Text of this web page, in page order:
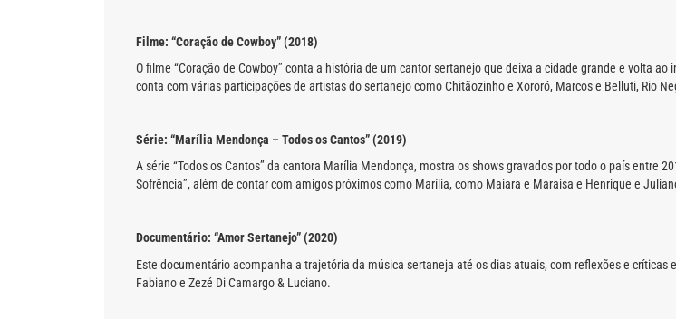
Filme: “Coração de Cowboy” (2018)
O filme “Coração de Cowboy” conta a história de um cantor sertanejo que deixa a cidade grande e volta
conta com várias participações de artistas do sertanejo como Chitãozinho e Xororó, Marcos e Belluti, Rio
Série: “Marília Mendonça – Todos os Cantos” (2019)
A série “Todos os Cantos” da cantora Marília Mendonça, mostra os shows gravados por todo o país entre
Sofrência”, além de contar com amigos próximos como Marília, como Maiara e Maraisa e Henrique e
Documentário: “Amor Sertanejo” (2020)
Este documentário acompanha a trajetória da música sertaneja até os dias atuais, com reflexões e
Fabiano e Zezé Di Camargo & Luciano.